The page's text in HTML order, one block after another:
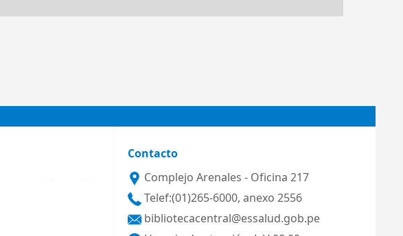
Contacto
Complejo Arenales - Oficina 217
Telef:(01)265-6000, anexo 2556
bibliotecacentral@essalud.gob.pe